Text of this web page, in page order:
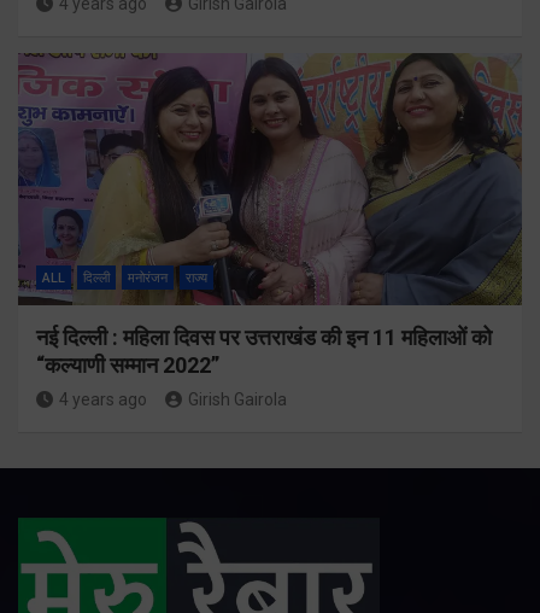
4 years ago Girish Gairola
ALL दिल्ली मनोरंजन राज्य
नई दिल्ली : महिला दिवस पर उत्तराखंड की इन 11 महिलाओं को
“कल्याणी सम्मान 2022”
4 years ago Girish Gairola